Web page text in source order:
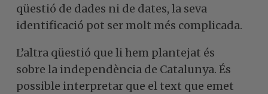
qüestió de dades ni de dates, la seva
identificació pot ser molt més complicada.
L’altra qüestió que li hem plantejat és
sobre la independència de Catalunya. És
possible interpretar que el text que emet